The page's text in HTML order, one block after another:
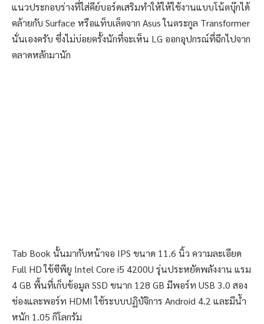
แนวประกอบร่างที่ใส่คีย์บอร์ดเสริมทำให้ให้ใช้งานแบบโน้ตบุ๊กได้
คล้ายกับ Surface หรือแท็บเล็ตจาก Asus ในตระกูล Transformer
นั่นเองครับ ซึ่งไม่บ่อยครั้งนักที่จะเห็น LG ออกอุปกรณ์ที่ฉีกไปจาก
ตลาดหลักมานัก
Tab Book นั้นมากับหน้าจอ IPS ขนาด 11.6 นิ้ว ความละเอียด
Full HD ใข้ซีพียู Intel Core i5 4200U รุ่นประหยัดพลังงาน แรม
4 GB พื้นที่เก็บข้อมูล SSD ขนาก 128 GB มีพอร์ท USB 3.0 สอง
ช่องและพอร์ท HDMI ใช้ระบบปฏิบัจิการ Android 4.2 และมีน้ำ
หนัก 1.05 กิโลกรัม